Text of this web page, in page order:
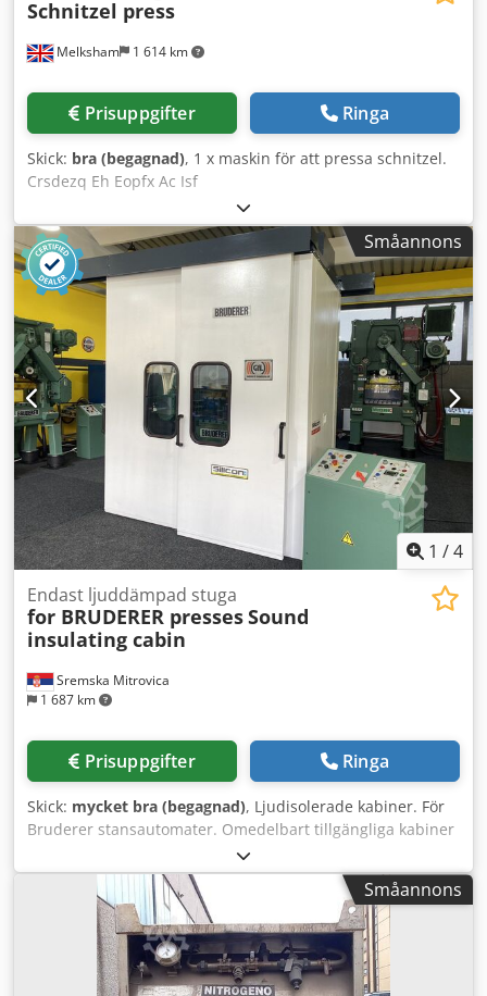
Melksham 1 614 km
Schnitzel press
Prisuppgifter Ringa
Skick: bra (begagnad), 1 x maskin för att pressa schnitzel.
Crsdezq Eh Eopfx Ac Isf
Småannons
1 /4
Sremska Mitrovica
1 687 km
Endast ljuddämpad stuga
for BRUDERER pressesSound
insulating cabin
Prisuppgifter Ringa
Skick: mycket bra (begagnad), Ljudisolerade kabiner. För
Bruderer stansautomater. Omedelbart tillgängliga kabiner
från lager för maskiner: BST 25 BST 41 BSTA 50 Crsdpfjiw
Icbjx Ac Isf Hytterna är totalrenoverade, noggrant
demonterade och packas för transport vid försäljning.
Målade i vitt och antracit (eller färger enligt kundens
önskemål). Kabinen är utrustad med alla nödvändiga
öppningar för enkel användning med en Bruderer-press.
Fram- och bakdörrar med insynsglas. Luftfläkt för
Småannons